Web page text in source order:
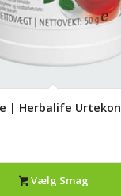
| Herbalife
Vælg Smag